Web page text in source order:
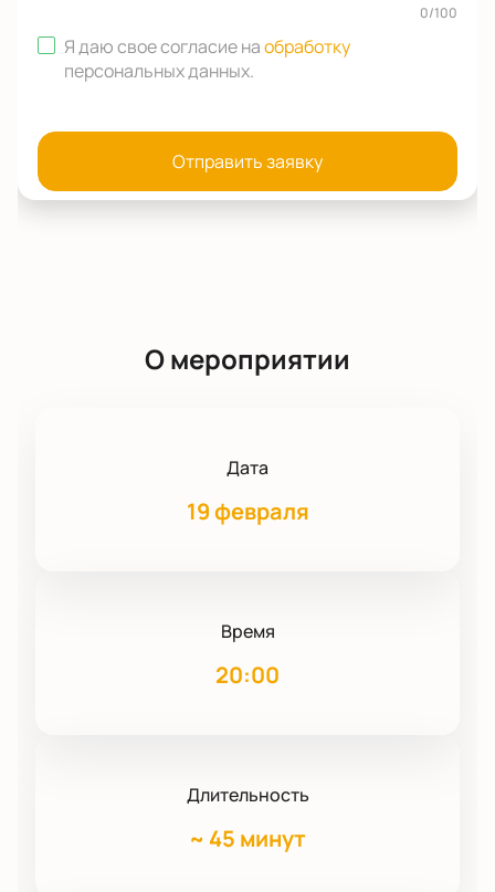
0/100
Я даю свое согласие наобработку
персональных данных.
Отправить заявку
О мероприятии
Дата
19 февраля
Время
20:00
Длительность
~ 45 минут